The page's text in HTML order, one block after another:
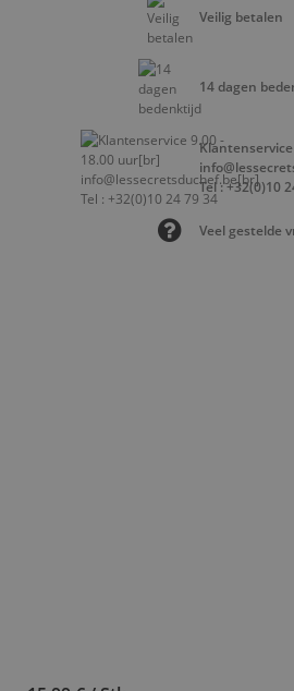
Veilig betalen
14 dagen
Tel : +32(0)10
Veel gestelde